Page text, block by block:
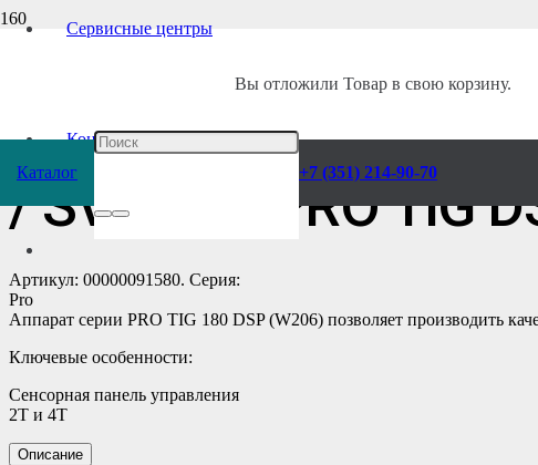
Сервисные центры
Контакты
Вы отложили Товар в свою корзину.
Каталог +7 (351) 214-90-70
Главная /Каталог/Сварочное оборудование
Инверторный
/ SVAROG PRO TIG
Артикул: 00000091580. Серия:
Pro
Аппарат серии PRO TIG 180 DSP (W206) позволяет производить
Ключевые особенности:
Сенсорная панель управления
2Т и 4Т
Описание